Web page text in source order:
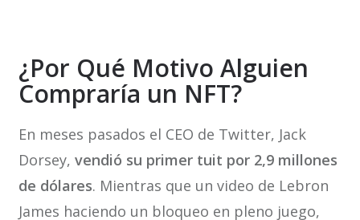
¿Por Qué Motivo Alguien
Compraría un NFT?
En meses pasados el CEO de Twitter, Jack
Dorsey, vendió su primer tuit por 2,9 millones
de dólares. Mientras que un video de Lebron
James haciendo un bloqueo en pleno juego,